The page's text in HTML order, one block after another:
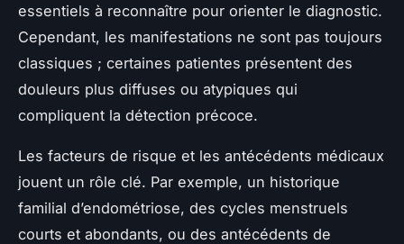
essentiels à reconnaître pour orienter le diagnostic.
Cependant, les manifestations ne sont pas toujours
classiques ; certaines patientes présentent des
douleurs plus diffuses ou atypiques qui
compliquent la détection précoce.
Les facteurs de risque et les antécédents médicaux
jouent un rôle clé. Par exemple, un historique
familial d’endométriose, des cycles menstruels
courts et abondants, ou des antécédents de